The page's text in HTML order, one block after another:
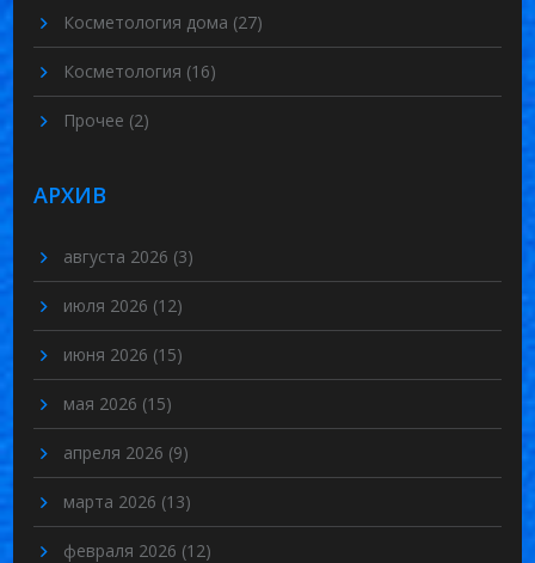
Косметология дома (27)
Косметология (16)
Прочее (2)
АРХИВ
августа 2026 (3)
июля 2026 (12)
июня 2026 (15)
мая 2026 (15)
апреля 2026 (9)
марта 2026 (13)
февраля 2026 (12)